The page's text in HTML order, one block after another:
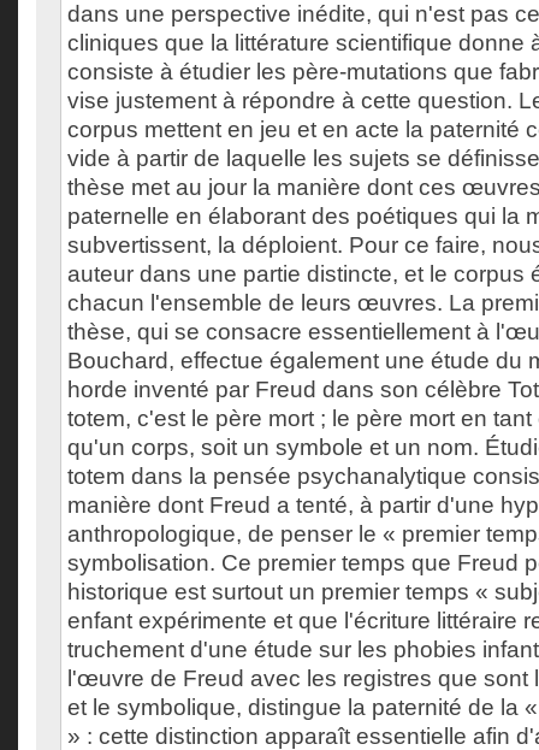
dans une perspective inédite, qui n'est pas
cliniques que la littérature scientifique donne
consiste à étudier les père-mutations que
vise justement à répondre à cette question.
corpus mettent en jeu et en acte la paternité
vide à partir de laquelle les sujets se
thèse met au jour la manière dont ces
paternelle en élaborant des poétiques qui la
subvertissent, la déploient. Pour ce faire,
auteur dans une partie distincte, et le corpus
chacun l'ensemble de leurs œuvres. La
thèse, qui se consacre essentiellement à
Bouchard, effectue également une étude du
horde inventé par Freud dans son célèbre
totem, c'est le père mort ; le père mort en
qu'un corps, soit un symbole et un nom.
totem dans la pensée psychanalytique
manière dont Freud a tenté, à partir d'une
anthropologique, de penser le « premier
symbolisation. Ce premier temps que Freud
historique est surtout un premier temps «
enfant expérimente et que l'écriture littéraire
truchement d'une étude sur les phobies
l'œuvre de Freud avec les registres que sont
et le symbolique, distingue la paternité de la
» : cette distinction apparaît essentielle afin